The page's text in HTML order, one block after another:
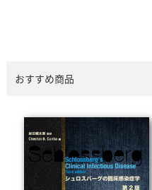
おすすめ商品